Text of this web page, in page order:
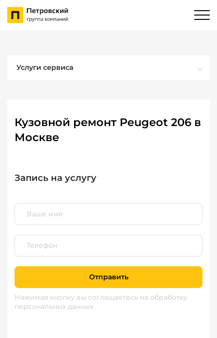
Услуги сервиса
Кузовной ремонт Peugeot 206 в
Москве
Запись на услугу
Отправить
Нажимая кнопку вы соглашаетесь на обработку
персональных данных